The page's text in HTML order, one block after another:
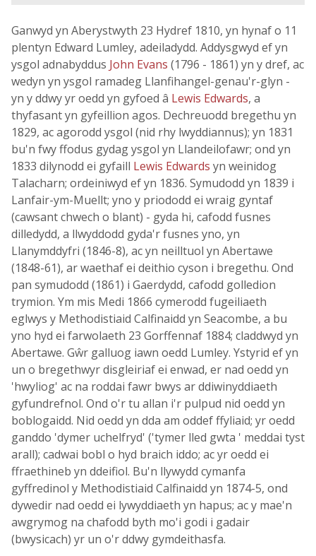
Ganwyd yn Aberystwyth 23 Hydref 1810, yn hynaf o 11
plentyn Edward Lumley, adeiladydd. Addysgwyd ef yn
ysgol adnabyddus John Evans (1796 - 1861) yn y dref, ac
wedyn yn ysgol ramadeg Llanfihangel-genau'r-glyn -
yn y ddwy yr oedd yn gyfoed â Lewis Edwards, a
thyfasant yn gyfeillion agos. Dechreuodd bregethu yn
1829, ac agorodd ysgol (nid rhy lwyddiannus); yn 1831
bu'n fwy ffodus gydag ysgol yn Llandeilofawr; ond yn
1833 dilynodd ei gyfaill Lewis Edwards yn weinidog
Talacharn; ordeiniwyd ef yn 1836. Symudodd yn 1839 i
Lanfair-ym-Muellt; yno y priododd ei wraig gyntaf
(cawsant chwech o blant) - gyda hi, cafodd fusnes
dilledydd, a llwyddodd gyda'r fusnes yno, yn
Llanymddyfri (1846-8), ac yn neilltuol yn Abertawe
(1848-61), ar waethaf ei deithio cyson i bregethu. Ond
pan symudodd (1861) i Gaerdydd, cafodd golledion
trymion. Ym mis Medi 1866 cymerodd fugeiliaeth
eglwys y Methodistiaid Calfinaidd yn Seacombe, a bu
yno hyd ei farwolaeth 23 Gorffennaf 1884; claddwyd yn
Abertawe. Gŵr galluog iawn oedd Lumley. Ystyrid ef yn
un o bregethwyr disgleiriaf ei enwad, er nad oedd yn
'hwyliog' ac na roddai fawr bwys ar ddiwinyddiaeth
gyfundrefnol. Ond o'r tu allan i'r pulpud nid oedd yn
boblogaidd. Nid oedd yn dda am oddef ffyliaid; yr oedd
ganddo 'dymer uchelfryd' ('tymer lled gwta ' meddai tyst
arall); cadwai bobl o hyd braich iddo; ac yr oedd ei
ffraethineb yn ddeifiol. Bu'n llywydd cymanfa
gyffredinol y Methodistiaid Calfinaidd yn 1874-5, ond
dywedir nad oedd ei lywyddiaeth yn hapus; ac y mae'n
awgrymog na chafodd byth mo'i godi i gadair
(bwysicach) yr un o'r ddwy gymdeithasfa.